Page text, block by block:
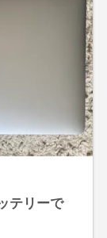
テリーで